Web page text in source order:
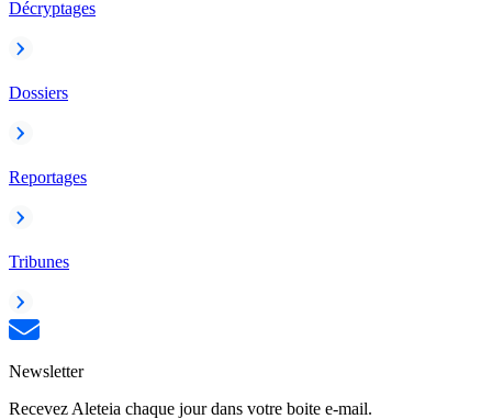
Décryptages
Dossiers
Reportages
Tribunes
Newsletter
Recevez Aleteia chaque jour dans votre boite e-mail.